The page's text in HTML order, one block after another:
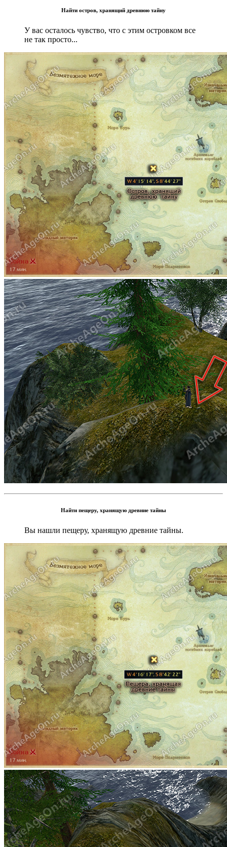
Найти остров, хранящий древнюю тайну
У вас осталось чувство, что с этим островком все
не так просто...
Найти пещеру, хранящую древние тайны
Вы нашли пещеру, хранящую древние тайны.